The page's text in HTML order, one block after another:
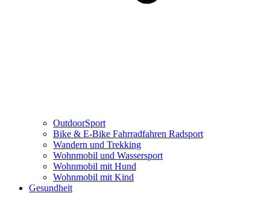
OutdoorSport
Bike & E-Bike Fahrradfahren Radsport
Wandern und Trekking
Wohnmobil und Wassersport
Wohnmobil mit Hund
Wohnmobil mit Kind
Gesundheit